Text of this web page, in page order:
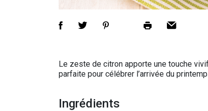
Le zeste de citron apporte une touche
parfaite pour célébrer l’arrivée du
Ingrédients